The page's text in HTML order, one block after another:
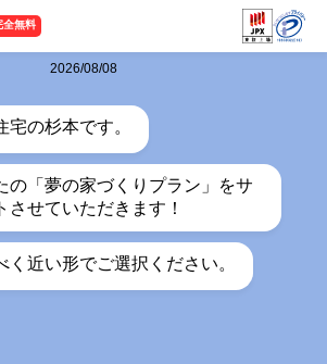
全無料
2026/08/08
宅の杉本です。
の「夢の家づくりプラン」をサ
させていただきます！
く近い形でご選択ください。